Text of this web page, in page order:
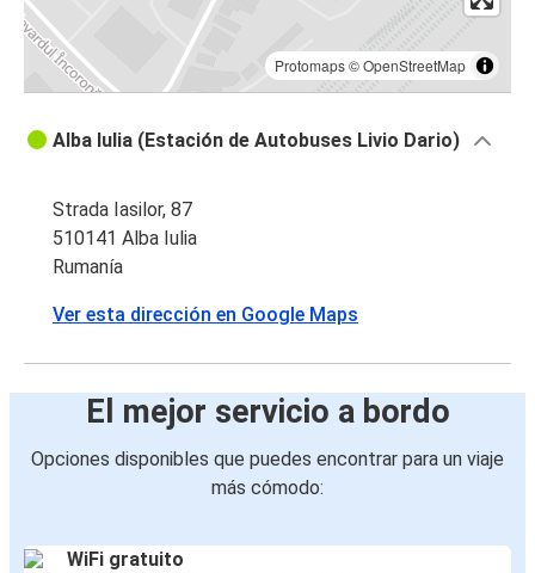
Protomaps©OpenStreetMap
Alba Iulia (Estación de Autobuses Livio Dario)
Strada Iasilor, 87
510141 Alba Iulia
Rumanía
Ver esta dirección en Google Maps
El mejor servicio a bordo
Opciones disponibles que puedes encontrar para un viaje
más cómodo:
WiFi gratuito